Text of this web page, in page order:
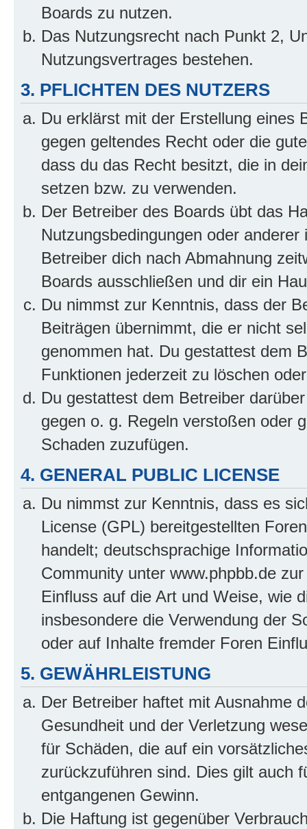
Boards zu nutzen.
Das Nutzungsrecht nach Punkt 2,
Nutzungsvertrages bestehen.
3. PFLICHTEN DES NUTZERS
Du erklärst mit der Erstellung eines
gegen geltendes Recht oder die
dass du das Recht besitzt, die in
setzen bzw. zu verwenden.
Der Betreiber des Boards übt das
Nutzungsbedingungen oder
Betreiber dich nach Abmahnung
Boards ausschließen und dir ein
Du nimmst zur Kenntnis, dass der
Beiträgen übernimmt, die er nicht
genommen hat. Du gestattest dem
Funktionen jederzeit zu löschen
Du gestattest dem Betreiber
gegen o. g. Regeln verstoßen oder
Schaden zuzufügen.
4. GENERAL PUBLIC LICENSE
Du nimmst zur Kenntnis, dass es
License (GPL) bereitgestellten
handelt; deutschsprachige
Community unter www.phpbb.de
Einfluss auf die Art und Weise, wie
insbesondere die Verwendung der
oder auf Inhalte fremder Foren
5. GEWÄHRLEISTUNG
Der Betreiber haftet mit Ausnahme
Gesundheit und der Verletzung
für Schäden, die auf ein
zurückzuführen sind. Dies gilt auch
entgangenen Gewinn.
Die Haftung ist gegenüber